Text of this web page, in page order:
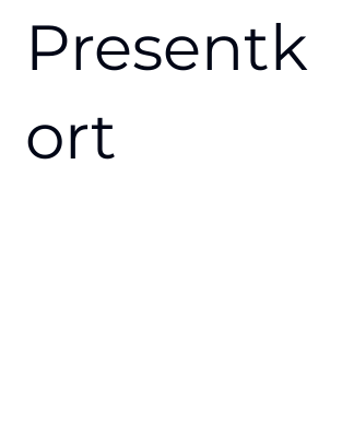
Presentk
ort